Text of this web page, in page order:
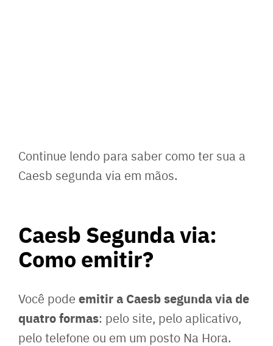
Continue lendo para saber como ter sua a
Caesb segunda via em mãos.
Caesb Segunda via:
Como emitir?
Você pode emitir a Caesb segunda via de
quatro formas: pelo site, pelo aplicativo,
pelo telefone ou em um posto Na Hora.